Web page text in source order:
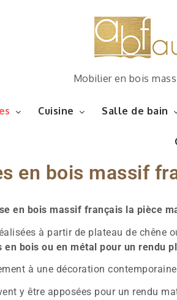
Mobilier en bois
Cuisine Salle de bain
en bois massif
en bois massif français la pièce
à partir de plateau de chêne
en bois ou en métal pour un rendu
à une décoration
y être apposées pour un rendu